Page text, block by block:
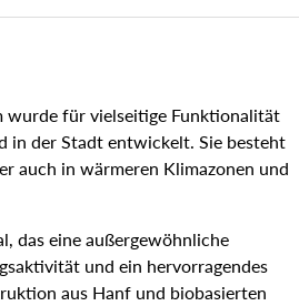
wurde für vielseitige Funktionalität
in der Stadt entwickelt. Sie besteht
auch in wärmeren Klimazonen und
das eine außergewöhnliche
und ein hervorragendes
aus Hanf und biobasierten